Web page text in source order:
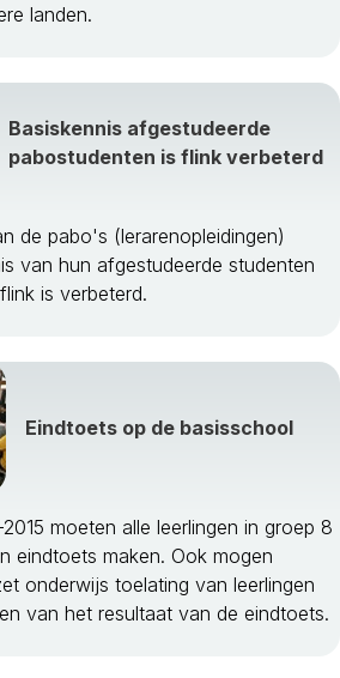
landen.
Basiskennis afgestudeerde
pabostudenten is flink verbeterd
de pabo's (lerarenopleidingen)
van hun afgestudeerde studenten
is verbeterd.
Eindtoets op de basisschool
moeten alle leerlingen in groep 8
eindtoets maken. Ook mogen
onderwijs toelating van leerlingen
van het resultaat van de eindtoets.